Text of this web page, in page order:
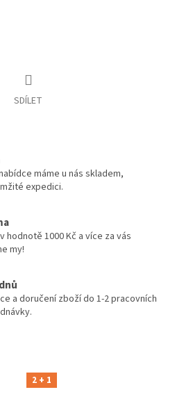
SDÍLET
máme u nás skladem,
expedici.
hodnotě 1000 Kč a více za vás
my!
a doručení zboží do 1-2 pracovních
2 + 1